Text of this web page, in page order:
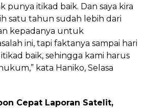
punya itikad baik. Dan saya kira
satu tahun sudah lebih dari
kepadanya untuk
ini, tapi faktanya sampai hari
baik, sehingga kami harus
kata Haniko, Selasa
Cepat Laporan Satelit,